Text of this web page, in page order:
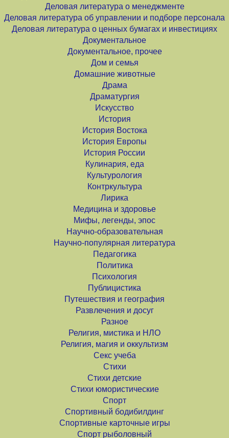
Деловая литература о менеджменте
Деловая литература об управлении и подборе персонала
Деловая литература о ценных бумагах и инвестициях
Документальное
Документальное, прочее
Дом и семья
Домашние животные
Драма
Драматургия
Искусство
История
История Востока
История Европы
История России
Кулинария, еда
Культурология
Контркультура
Лирика
Медицина и здоровье
Мифы, легенды, эпос
Научно-образовательная
Научно-популярная литература
Педагогика
Политика
Психология
Публицистика
Путешествия и география
Развлечения и досуг
Разное
Религия, мистика и НЛО
Религия, магия и оккультизм
Секс учеба
Стихи
Стихи детские
Стихи юмористические
Спорт
Спортивный бодибилдинг
Спортивные карточные игры
Спорт рыболовный